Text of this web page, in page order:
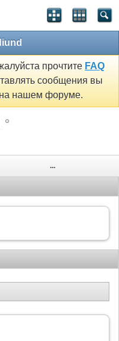
прочтите FAQ
сообщения вы
на нашем форуме.
...